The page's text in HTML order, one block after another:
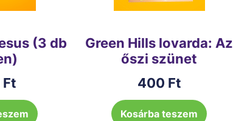
(3 db
Ft
Green Hills lovarda: Az
őszi szünet
400 Ft
Kosárba teszem